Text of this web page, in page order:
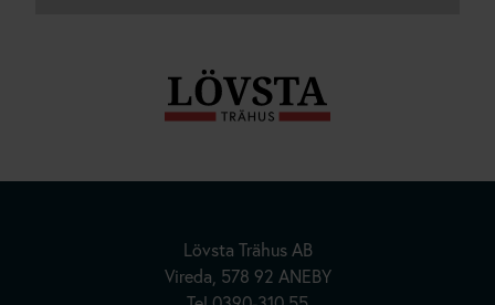
Kundanpassade Hus
Lövsta Trähus AB
Vireda, 578 92 ANEBY